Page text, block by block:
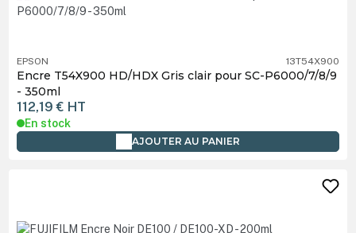
EPSON 13T54X900
Encre T54X900 HD/HDX Gris clair pour SC-P6000/7/8/9
- 350ml
112,19 € HT
En stock
AJOUTER AU PANIER